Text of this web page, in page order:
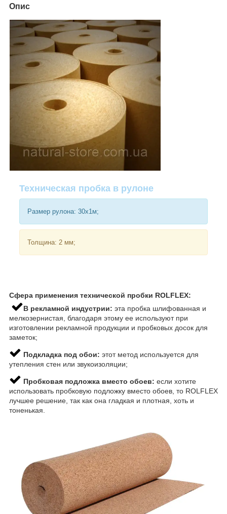
Опис
Техническая пробка в рулоне
Размер рулона: 30х1м;
Толщина: 2 мм;
Сфера применения технической пробки ROLFLEX:
В рекламной индустрии: эта пробка шлифованная и
мелкозернистая, благодаря этому ее используют при
изготовлении рекламной продукции и пробковых досок для
заметок;
Подкладка под обои: этот метод используется для
утепления стен или звукоизоляции;
Пробковая подложка вместо обоев: если хотите
использовать пробковую подложку вместо обоев, то ROLFLEX
лучшее решение, так как она гладкая и плотная, хоть и
тоненькая.